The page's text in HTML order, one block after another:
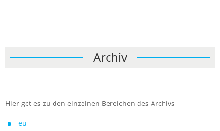
Archiv
Hier get es zu den einzelnen Bereichen des Archivs
eu